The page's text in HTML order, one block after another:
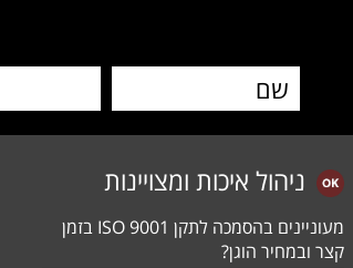
ניהול איכות ומצויינות
מעוניינים בהסמכה לתקן ISO 9001 בזמן
קצר ובמחיר הוגן?